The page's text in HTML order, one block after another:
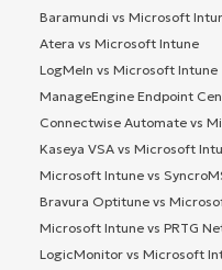
Baramundi vs Microsoft
Atera vs Microsoft Intune
LogMeIn vs Microsoft Intune
ManageEngine Endpoint
Connectwise Automate vs
Kaseya VSA vs Microsoft
Microsoft Intune vs
Bravura Optitune vs
Microsoft Intune vs PRTG
LogicMonitor vs Microsoft